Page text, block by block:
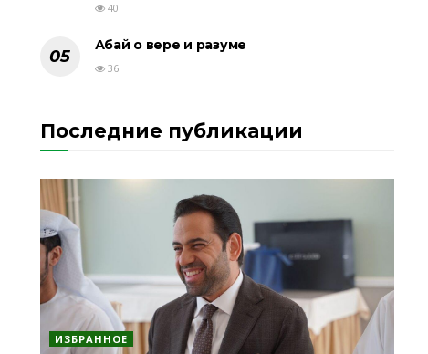
40
Абай о вере и разуме
36
Последние публикации
ИЗБРАННОЕ